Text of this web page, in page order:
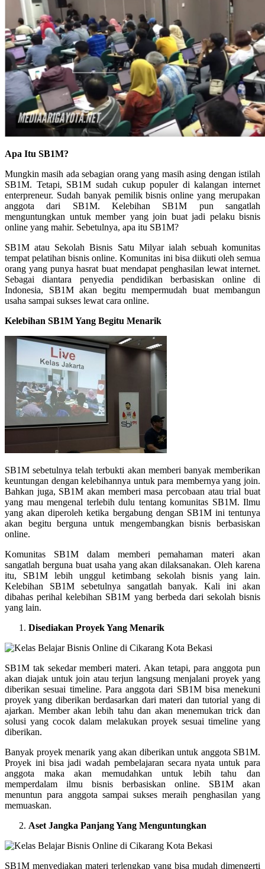
Apa Itu SB1M?
Mungkin masih ada sebagian orang yang masih asing dengan istilah
SB1M. Tetapi, SB1M sudah cukup populer di kalangan internet
enterpreneur. Sudah banyak pemilik bisnis online yang merupakan
anggota dari SB1M. Kelebihan SB1M pun sangatlah
menguntungkan untuk member yang join buat jadi pelaku bisnis
online yang mahir. Sebetulnya, apa itu SB1M?
SB1M atau Sekolah Bisnis Satu Milyar ialah sebuah komunitas
tempat pelatihan bisnis online. Komunitas ini bisa diikuti oleh semua
orang yang punya hasrat buat mendapat penghasilan lewat internet.
Sebagai diantara penyedia pendidikan berbasiskan online di
Indonesia, SB1M akan begitu mempermudah buat membangun
usaha sampai sukses lewat cara online.
Kelebihan SB1M Yang Begitu Menarik
SB1M sebetulnya telah terbukti akan memberi banyak memberikan
keuntungan dengan kelebihannya untuk para membernya yang join.
Bahkan juga, SB1M akan memberi masa percobaan atau trial buat
yang mau mengenal terlebih dulu tentang komunitas SB1M. Ilmu
yang akan diperoleh ketika bergabung dengan SB1M ini tentunya
akan begitu berguna untuk mengembangkan bisnis berbasiskan
online.
Komunitas SB1M dalam memberi pemahaman materi akan
sangatlah berguna buat usaha yang akan dilaksanakan. Oleh karena
itu, SB1M lebih unggul ketimbang sekolah bisnis yang lain.
Kelebihan SB1M sebetulnya sangatlah banyak. Kali ini akan
dibahas perihal kelebihan SB1M yang berbeda dari sekolah bisnis
yang lain.
Disediakan Proyek Yang Menarik
SB1M tak sekedar memberi materi. Akan tetapi, para anggota pun
akan diajak untuk join atau terjun langsung menjalani proyek yang
diberikan sesuai timeline. Para anggota dari SB1M bisa menekuni
proyek yang diberikan berdasarkan dari materi dan tutorial yang di
ajarkan. Member akan lebih tahu dan akan menemukan trick dan
solusi yang cocok dalam melakukan proyek sesuai timeline yang
diberikan.
Banyak proyek menarik yang akan diberikan untuk anggota SB1M.
Proyek ini bisa jadi wadah pembelajaran secara nyata untuk para
anggota maka akan memudahkan untuk lebih tahu dan
memperdalam ilmu bisnis berbasiskan online. SB1M akan
menuntun para anggota sampai sukses meraih penghasilan yang
memuaskan.
Aset Jangka Panjang Yang Menguntungkan
SB1M menyediakan materi terlengkap yang bisa mudah dimengerti